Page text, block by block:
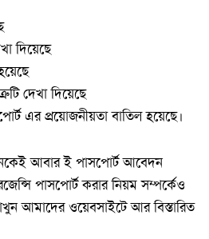
দিয়েছে
দেখা দিয়েছে
এর প্রয়োজনীয়তা বাতিল হয়েছে।
আবার ই পাসপোর্ট আবেদন
পাসপোর্ট করার নিয়ম সম্পর্কেও
আমাদের ওয়েবসাইটে আর বিস্তারিত